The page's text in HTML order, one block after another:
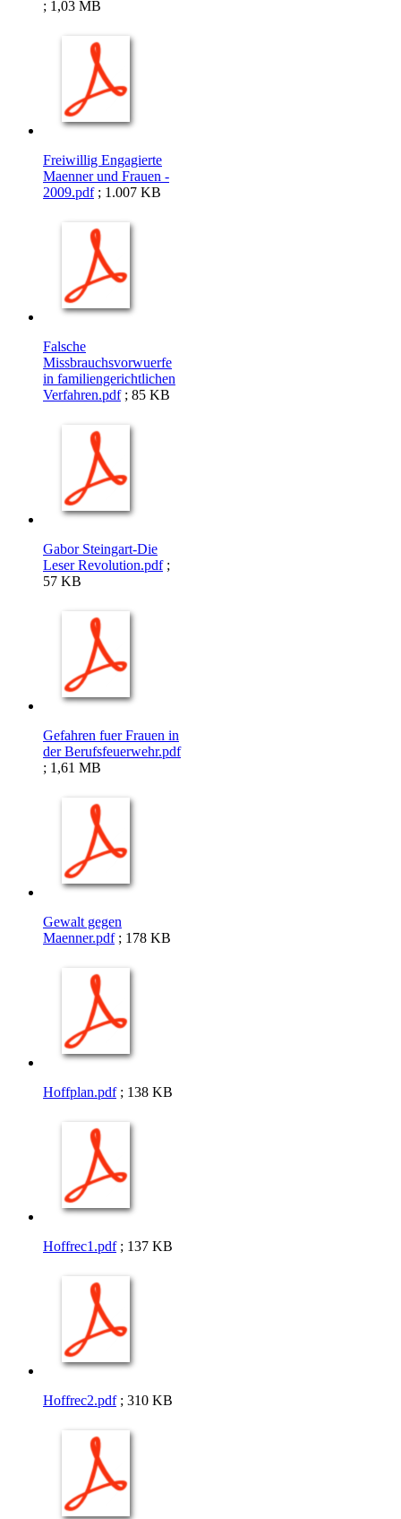
; 1,03 MB
Freiwillig Engagierte
Maenner und Frauen -
2009.pdf; 1.007 KB
Falsche
Missbrauchsvorwuerfe
in familiengerichtlichen
Verfahren.pdf; 85 KB
Gabor Steingart-Die
Leser Revolution.pdf;
57 KB
Gefahren fuer Frauen in
der Berufsfeuerwehr.pdf
; 1,61 MB
Gewalt gegen
Maenner.pdf; 178 KB
Hoffplan.pdf; 138 KB
Hoffrec1.pdf; 137 KB
Hoffrec2.pdf; 310 KB